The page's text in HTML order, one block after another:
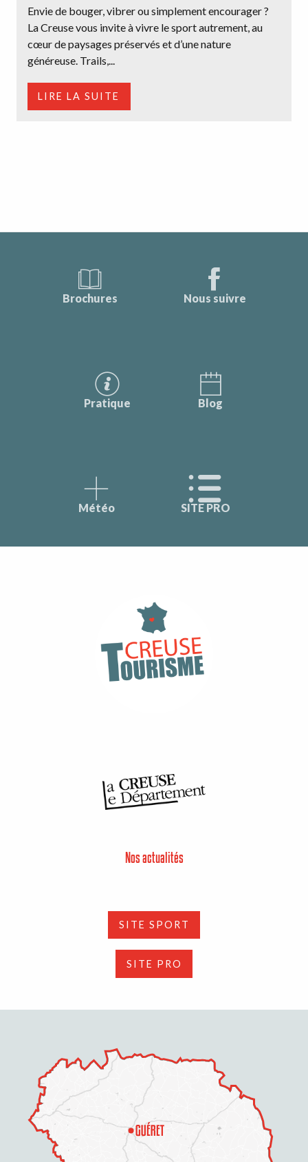
Envie de bouger, vibrer ou simplement encourager ?
La Creuse vous invite à vivre le sport autrement, au
cœur de paysages préservés et d’une nature
généreuse. Trails,...
LIRE LA SUITE
Brochures Nous suivre
Pratique Blog
Météo SITE PRO
Nos actualités
SITE SPORT
SITE PRO